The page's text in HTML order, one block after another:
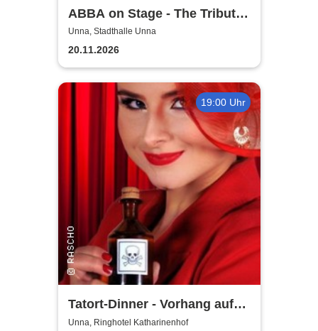
ABBA on Stage - The Tribute
Show
Unna, Stadthalle Unna
20.11.2026
19:00 Uhr
Tatort-Dinner - Vorhang auf
für Mord
Unna, Ringhotel Katharinenhof